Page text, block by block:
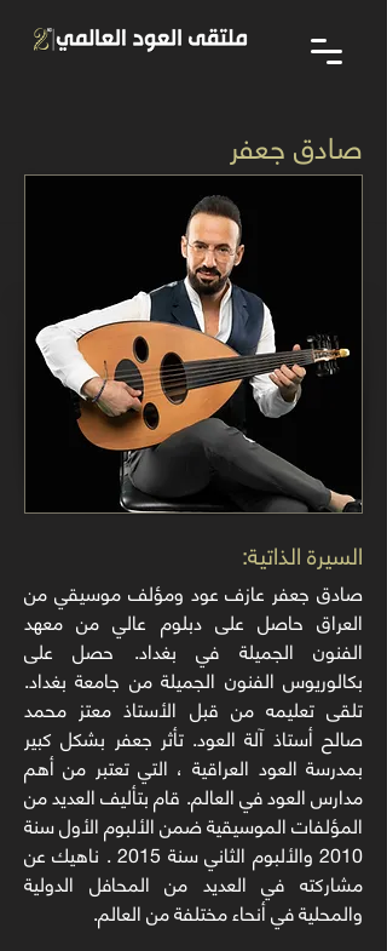
صادق جعفر
:السيرة الذاتية
صادق جعفر عازف عود ومؤلف موسيقي من
العراق حاصل على دبلوم عالي من معهد
الفنون الجميلة في بغداد. حصل على
بكالوريوس الفنون الجميلة من جامعة بغداد.
تلقى تعليمه من قبل الأستاذ معتز محمد
صالح أستاذ آلة العود. تأثر جعفر بشكل كبير
بمدرسة العود العراقية ، التي تعتبر من أهم
مدارس العود في العالم. قام بتأليف العديد من
المؤلفات الموسيقية ضمن الألبوم الأول سنة
2010 والألبوم الثاني سنة 2015 . ناهيك عن
مشاركته في العديد من المحافل الدولية
والمحلية في أنحاء مختلفة من العالم.